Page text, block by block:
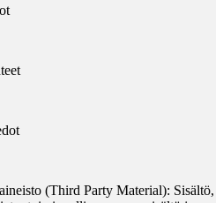
(Third Party Material): Sisältö,